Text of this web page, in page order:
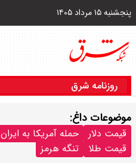
پنجشنبه ۱۵ مرداد ۱۴۰۵
روزنامه شرق
موضوعات داغ:
قیمت دلار حمله آمریکا به ایران
قیمت طلا
تنگه هرمز